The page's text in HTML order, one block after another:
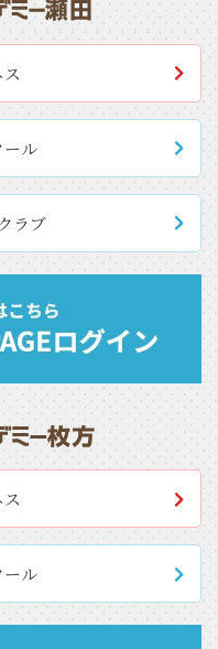
ール
ラブ
ール